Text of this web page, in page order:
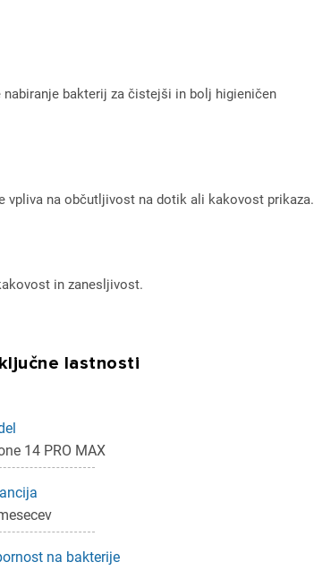
bakterij za čistejši in bolj higieničen
vpliva na občutljivost na dotik ali kakovost prikaza.
in zanesljivost.
lastnosti
14 PRO MAX
na bakterije